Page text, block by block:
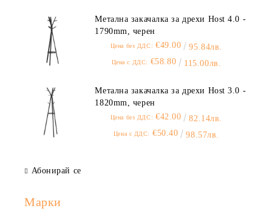
Метална закачалка за дрехи Host 4.0 -
1790mm, черен
Цена без ДДС: €49.00 95.84лв.
Цена с ДДС: €58.80 115.00лв.
Метална закачалка за дрехи Host 3.0 -
1820mm, черен
Цена без ДДС: €42.00 82.14лв.
Цена с ДДС: €50.40 98.57лв.
Абонирай се
Марки